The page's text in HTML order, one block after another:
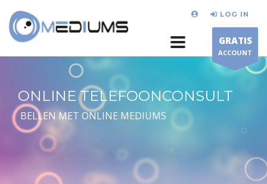
LOG IN
GRATIS
ACCOUNT
ONLINE TELEFOONCONSULT
BELLEN MET ONLINE MEDIUMS